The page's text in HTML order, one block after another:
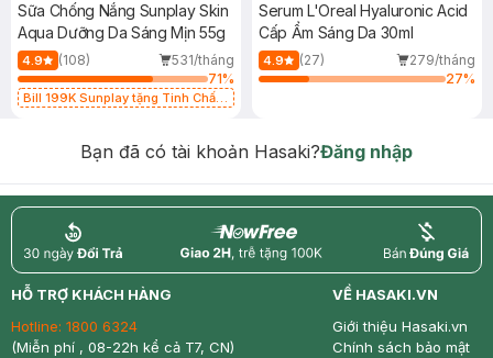
Sữa Chống Nắng Sunplay Skin
Aqua Dưỡng Da Sáng Mịn 55g
4.9 (108)
531/tháng
71%
Bill 199K Sunplay tặng Tinh Chất
Serum L'Oreal Hyaluronic Acid
Cấp Ẩm Sáng Da 30ml
4.9 (27)
279/tháng
27%
Bạn đã có tài khoản Hasaki?Đăng nhập
return nowfree price
HỖ TRỢ KHÁCH HÀNG
Hotline: 1800 6324
(Miễn phí , 08-22h kể cả T7, CN)
VỀ HASAKI.VN
Giới thiệu Hasaki.vn
Chính sách bảo mật